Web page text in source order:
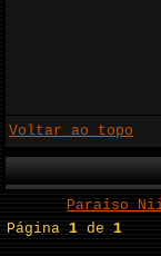
Voltar ao topo
Paraíso
Página1 de1